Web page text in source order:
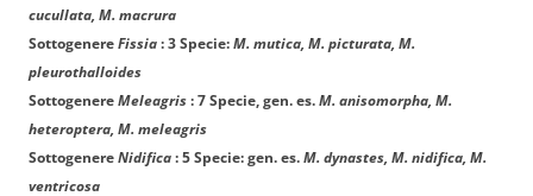
cucullata, M. macrura
Sottogenere Fissia : 3 Specie: M. mutica, M. picturata, M.
pleurothalloides
Sottogenere Meleagris : 7 Specie, gen. es. M. anisomorpha, M.
heteroptera, M. meleagris
Sottogenere Nidifica : 5 Specie: gen. es. M. dynastes, M. nidifica, M.
ventricosa